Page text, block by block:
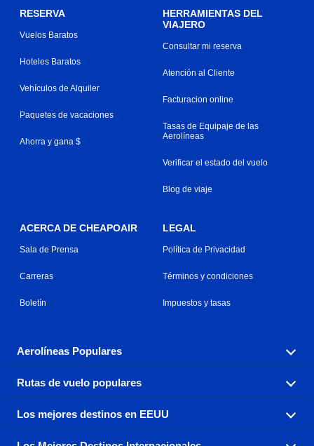
RESERVA
Vuelos Baratos
Hoteles Baratos
Vehículos de Alquiler
Paquetes de vacaciones
Ahorra y gana $
HERRAMIENTAS DEL
VIAJERO
Consultar mi reserva
Atención al Cliente
Facturacion online
Tasas de Equipaje de las
Aerolíneas
Verificar el estado del vuelo
Blog de viaje
ACERCA DE CHEAPOAIR
Sala de Prensa
Carreras
Boletín
LEGAL
Política de Privacidad
Términos y condiciones
Impuestos y tasas
Aerolíneas Populares
Explora nuestras opciones de tarifas aéreas baratas por
aerolínea, con más de 500 opciones para elegir.
Aeromexico
Rutas de vuelo populares
Reserva una de nuestras rutas de vuelo más populares
con tres sencillos clics.
Los mejores destinos en EEUU